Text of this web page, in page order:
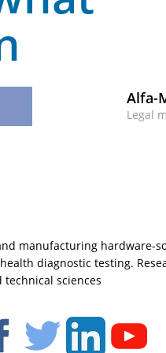
Alfa-
Legal
manufacturing hardware-
diagnostic testing.
sciences